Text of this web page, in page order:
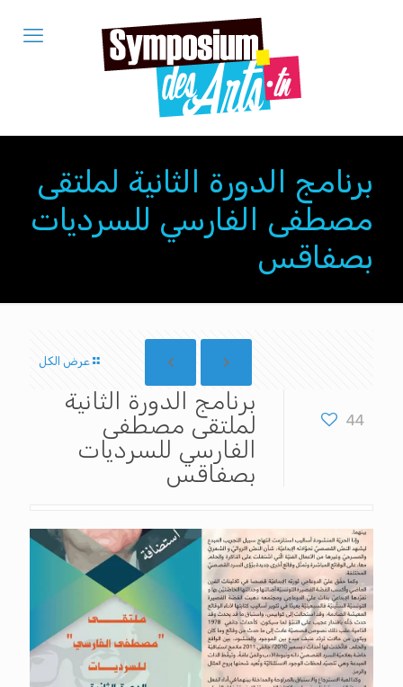
برنامج الدورة الثانية لملتقى
مصطفى الفارسي للسرديات
بصفاقس
عرض الكل
44
برنامج الدورة الثانية
لملتقى مصطفى
الفارسي للسرديات
بصفاقس